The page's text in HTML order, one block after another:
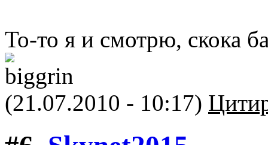
То-то я и смотрю, скока
(21.07.2010 - 10:17)